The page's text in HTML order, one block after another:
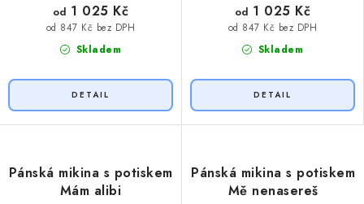
Skladem
od 847 Kč bez DPH
od 1 025 Kč
Skladem
od 847 Kč bez DPH
od 1 025 Kč
Pánská mikina s potiskem
Mám alibi
Pánská mikina s potiskem
Mě nenasereš